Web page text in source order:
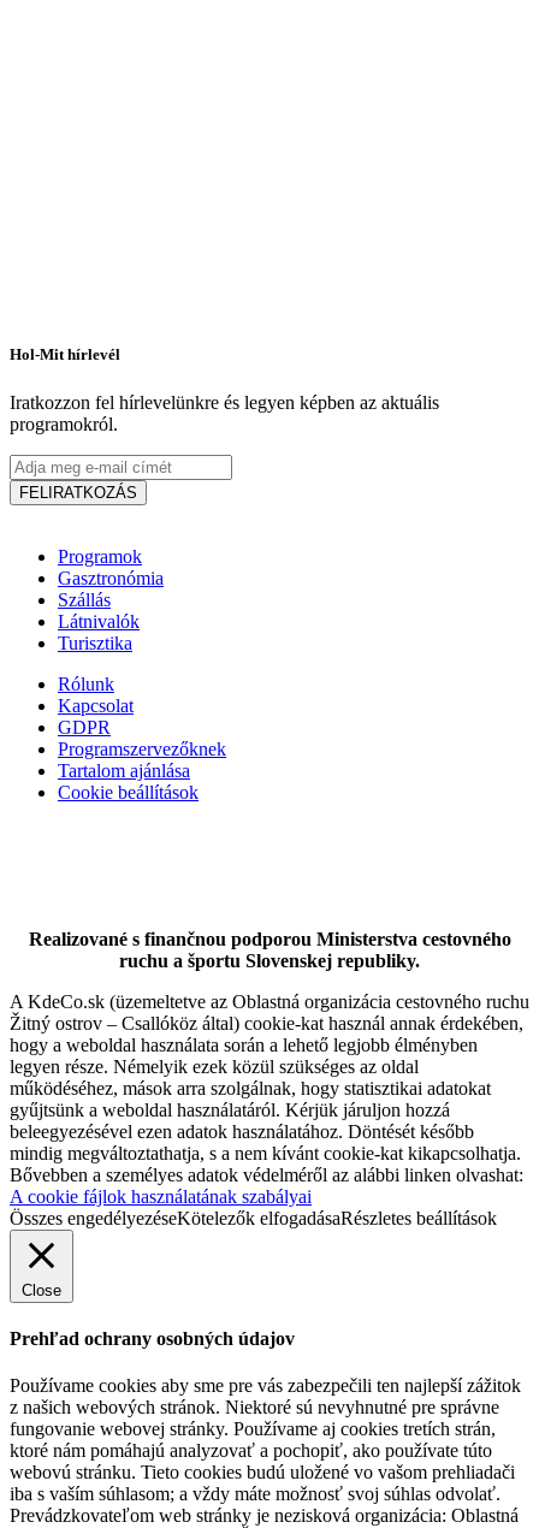
Szent István Napok Somorján
Somorja, Augusztus 14
Hol-Mit hírlevél
Iratkozzon fel hírlevelünkre és legyen képben az aktuális
programokról.
FELIRATKOZÁS
Programok
Gasztronómia
Szállás
Látnivalók
Turisztika
Rólunk
Kapcsolat
GDPR
Programszervezőknek
Tartalom ajánlása
Cookie beállítások
Realizované s finančnou podporou Ministerstva cestovného
ruchu a športu Slovenskej republiky.
A KdeCo.sk (üzemeltetve az Oblastná organizácia cestovného ruchu
Žitný ostrov – Csallóköz által) cookie-kat használ annak érdekében,
hogy a weboldal használata során a lehető legjobb élményben
legyen része. Némelyik ezek közül szükséges az oldal
működéséhez, mások arra szolgálnak, hogy statisztikai adatokat
gyűjtsünk a weboldal használatáról. Kérjük járuljon hozzá
beleegyezésével ezen adatok használatához. Döntését később
mindig megváltoztathatja, s a nem kívánt cookie-kat kikapcsolhatja.
Bővebben a személyes adatok védelméről az alábbi linken olvashat:
A cookie fájlok használatának szabályai
Összes engedélyezéseKötelezők elfogadásaRészletes beállítások
Close
Prehľad ochrany osobných údajov
Používame cookies aby sme pre vás zabezpečili ten najlepší zážitok
z našich webových stránok. Niektoré sú nevyhnutné pre správne
fungovanie webovej stránky. Používame aj cookies tretích strán,
ktoré nám pomáhajú analyzovať a pochopiť, ako používate túto
webovú stránku. Tieto cookies budú uložené vo vašom prehliadači
iba s vaším súhlasom; a vždy máte možnosť svoj súhlas odvolať.
Prevádzkovateľom web stránky je nezisková organizácia: Oblastná